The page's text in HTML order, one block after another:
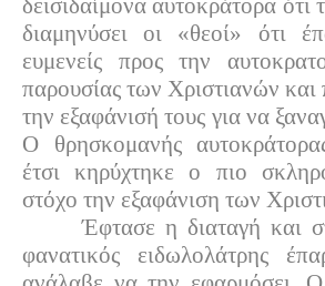
δεισιδαίμονα αυτοκράτορα ότι
διαμηνύσει οι «θεοί» ότι
ευμενείς προς την
παρουσίας των Χριστιανών
την εξαφάνισή τους για να
Ο θρησκομανής
έτσι κηρύχτηκε ο πιο
στόχο την εξαφάνιση των
Έφτασε η διαταγή και
φανατικός ειδωλολάτρης